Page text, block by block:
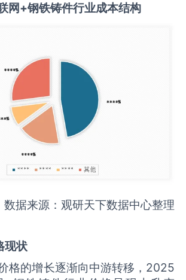
网+钢铁铸件行业成本结构
数据来源：观研天下数据中心整理
现状
格的增长逐渐向中游转移，2025